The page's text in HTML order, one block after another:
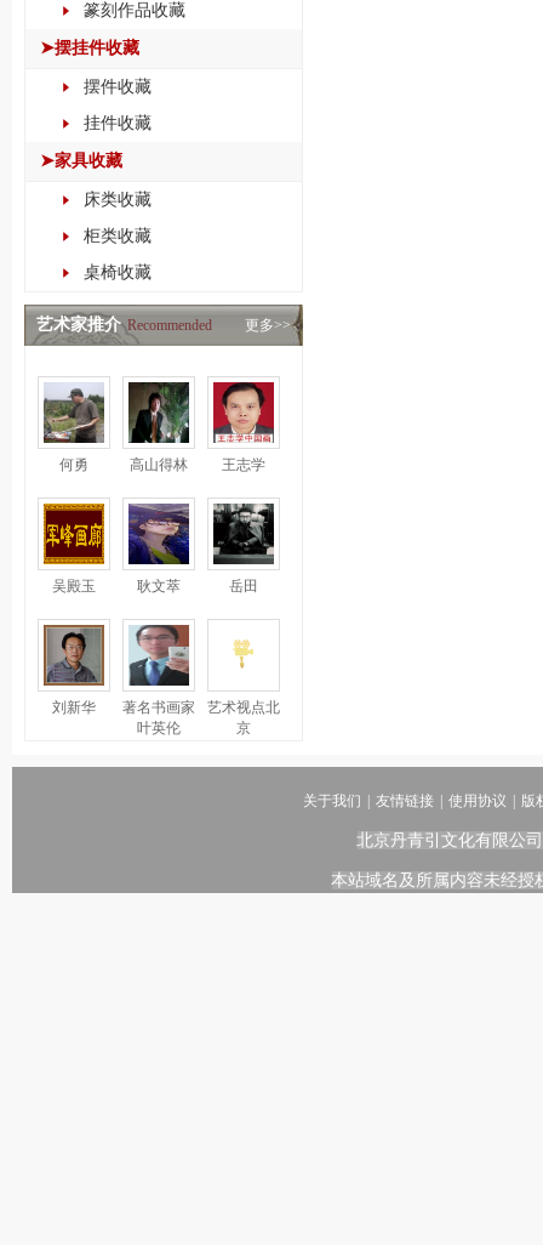
篆刻作品收藏
➤摆挂件收藏
摆件收藏
挂件收藏
➤家具收藏
床类收藏
柜类收藏
桌椅收藏
艺术家推介 Recommended 更多>>
何勇 高山得林 王志学
吴殿玉 耿文萃 岳田
刘新华
著名书画家
叶英伦
艺术视点北
京
关于我们 友情链接 使用协议 版
北京丹青引文化有限公
本站域名及所属内容未经授